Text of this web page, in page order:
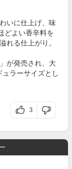
いに仕上げ、味
どよい香辛料を
れる仕上がり。
が発売され、大
ラーサイズとし
3